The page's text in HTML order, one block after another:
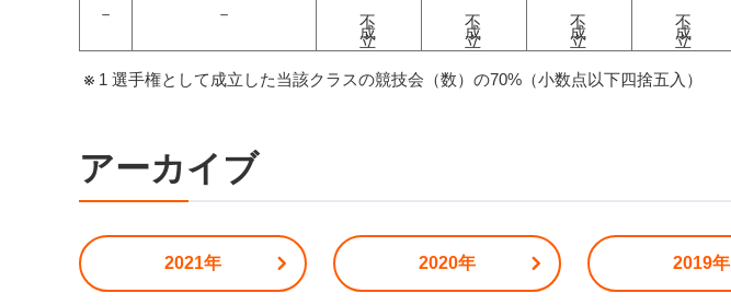
－ － 不成立 不成立 不成立 不成立
1 選手権として成立した当該クラスの競技会（数）の70%（小数点以下四捨五入）
アーカイブ
2021年 2020年 2019年